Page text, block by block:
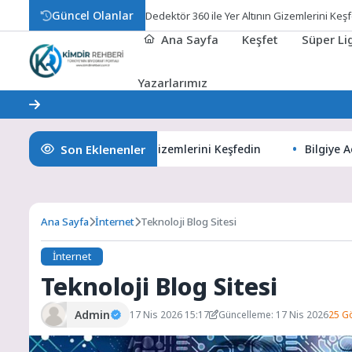
Güncel Olanlar Dedektör 360 ile Yer Altının Gizemlerini
Ana Sayfa Keşfet Süper
Yazarlarımız
Son Eklenenler
360 ile Yer Altının Gizemlerini Keşfedin Bilgiye Açılan
Ana Sayfa İnternet Teknoloji Blog Sitesi
İnternet
Teknoloji Blog Sitesi
Admin 17 Nis 2026 15:17 Güncelleme: 17 Nis 202625